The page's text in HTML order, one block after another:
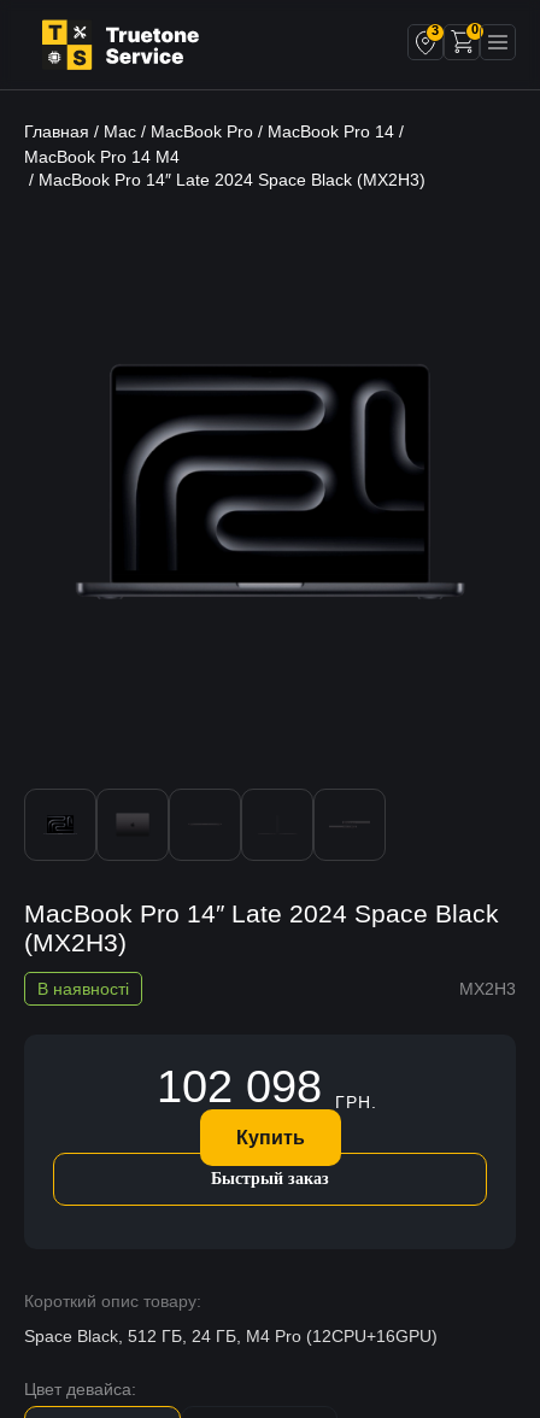
3 0
Главная / Mac / MacBook Pro / MacBook Pro 14 /
MacBook Pro 14 M4
/ MacBook Pro 14″ Late 2024 Space Black (MX2H3)
MacBook Pro 14″ Late 2024 Space Black
(MX2H3)
MX2H3
В наявності
Короткий опис товару:
Space Black, 512 ГБ, 24 ГБ, M4 Pro (12CPU+16GPU)
Цвет девайса:
102 098 ГРН.
Купить
Быстрый заказ